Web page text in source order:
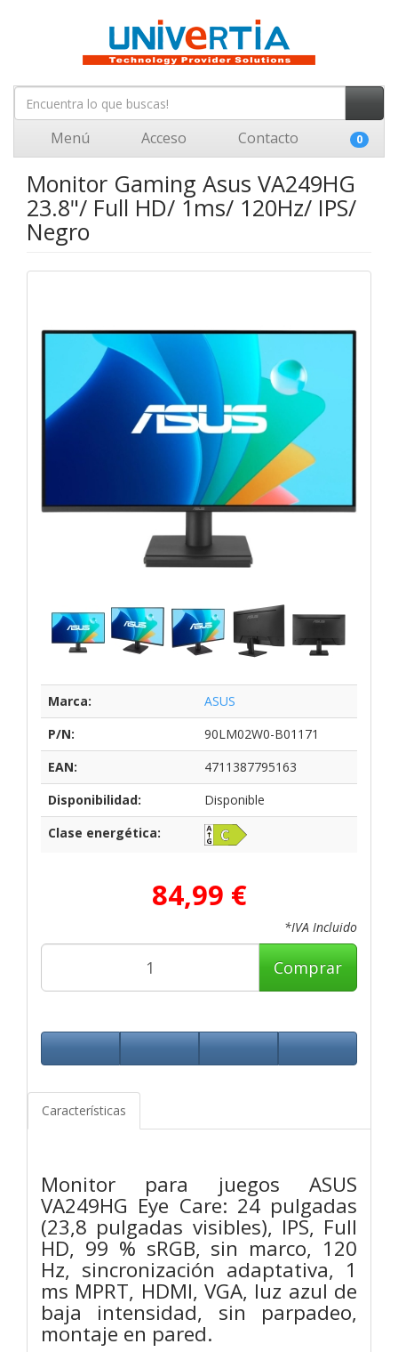
Menú Acceso Contacto 0
Monitor Gaming Asus VA249HG
23.8"/ Full HD/ 1ms/ 120Hz/ IPS/
Negro
Marca:
ASUS
P/N:
90LM02W0-B01171
EAN:
4711387795163
Disponibilidad:
Disponible
Clase energética:
84,99 €
*IVA Incluido
Comprar
Características
Monitor para juegos ASUS
VA249HG Eye Care: 24 pulgadas
(23,8 pulgadas visibles), IPS, Full
HD, 99 % sRGB, sin marco, 120
Hz, sincronización adaptativa, 1
ms MPRT, HDMI, VGA, luz azul de
baja intensidad, sin parpadeo,
montaje en pared.